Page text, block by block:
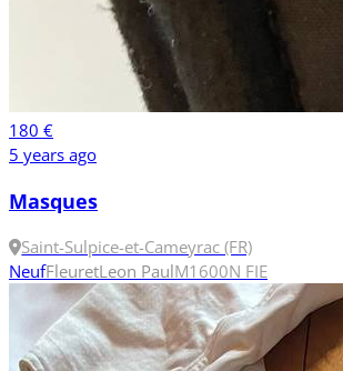
180 €
5 years ago
Masques
Saint-Sulpice-et-Cameyrac (FR)
NeufFleuretLeon PaulM1600N FIE